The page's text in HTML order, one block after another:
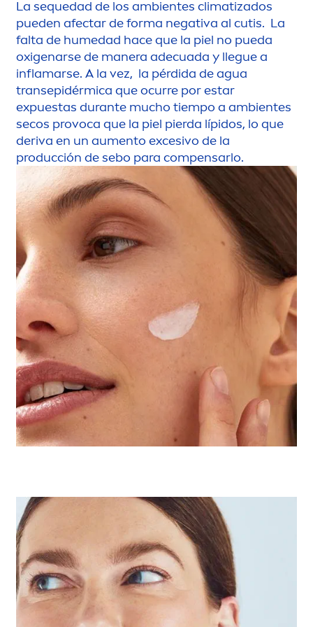
La sequedad de los ambientes climatizados
pueden afectar de forma negativa al cutis. La
falta de humedad hace que la piel no pueda
oxigenarse de manera adecuada y llegue a
inflamarse. A la vez, la pérdida de agua
transepidérmica que ocurre por estar
expuestas durante mucho tiempo a ambientes
secos provoca que la piel pierda lípidos, lo que
deriva en un aumento excesivo de la
producción de sebo para compensarlo.